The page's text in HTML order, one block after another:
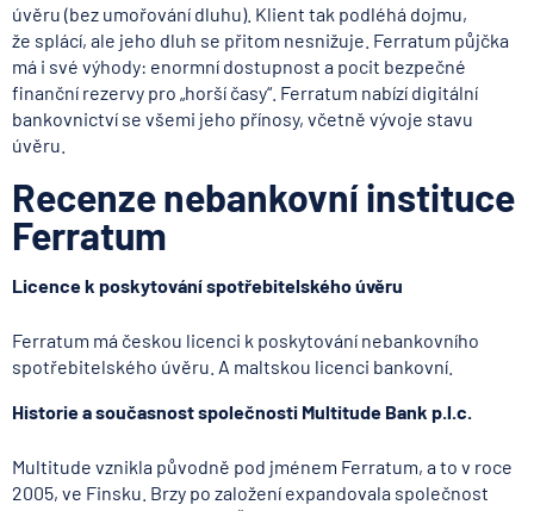
úvěru (bez umořování dluhu). Klient tak podléhá dojmu,
že splácí, ale jeho dluh se přitom nesnižuje. Ferratum půjčka
má i své výhody: enormní dostupnost a pocit bezpečné
finanční rezervy pro „horší časy“. Ferratum nabízí digitální
bankovnictví se všemi jeho přínosy, včetně vývoje stavu
úvěru.
Recenze nebankovní instituce
Ferratum
Licence k poskytování spotřebitelského úvěru
Ferratum má českou licenci k poskytování nebankovního
spotřebitelského úvěru. A maltskou licenci bankovní.
Historie a současnost společnosti Multitude Bank p.l.c.
Multitude vznikla původně pod jménem Ferratum, a to v roce
2005, ve Finsku. Brzy po založení expandovala společnost